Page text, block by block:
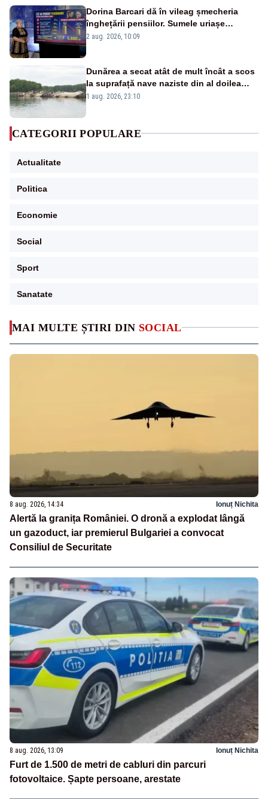
MAI MULTE ȘTIRI DIN SOCIAL
8 aug. 2026, 14:34 Ionuț Nichita
Alertă la granița României. O dronă a explodat lângă
un gazoduct, iar premierul Bulgariei a convocat
Consiliul de Securitate
8 aug. 2026, 13:09 Ionuț Nichita
Furt de 1.500 de metri de cabluri din parcuri
fotovoltaice. Șapte persoane, arestate
Dorina Barcari dă în vileag șmecheria
înghețării pensiilor. Sumele uriașe
pierdute de fiecare român
2 aug. 2026, 10:09
Dunărea a secat atât de mult încât a scos
la suprafață nave naziste din al doilea
război mondial
1 aug. 2026, 23:10
CATEGORII POPULARE
Actualitate
Politica
Economie
Social
Sport
Sanatate